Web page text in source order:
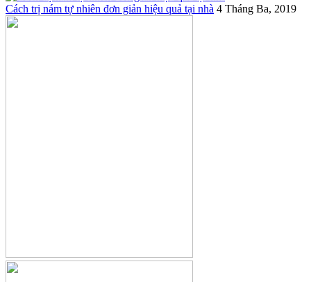
Cách trị nám tự nhiên đơn giản hiệu quả tại nhà 4 Tháng Ba, 2019